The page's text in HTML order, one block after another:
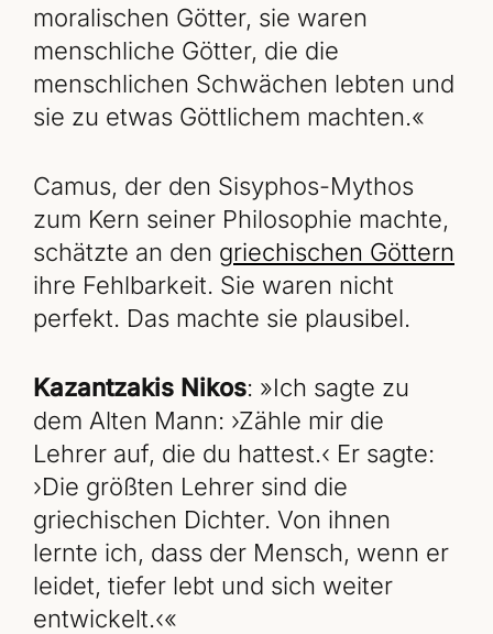
moralischen Götter, sie waren
menschliche Götter, die die
menschlichen Schwächen lebten und
sie zu etwas Göttlichem machten.«
Camus, der den Sisyphos-Mythos
zum Kern seiner Philosophie machte,
schätzte an den griechischen Göttern
ihre Fehlbarkeit. Sie waren nicht
perfekt. Das machte sie plausibel.
Kazantzakis Nikos: »Ich sagte zu
dem Alten Mann: ›Zähle mir die
Lehrer auf, die du hattest.‹ Er sagte:
›Die größten Lehrer sind die
griechischen Dichter. Von ihnen
lernte ich, dass der Mensch, wenn er
leidet, tiefer lebt und sich weiter
entwickelt.‹«